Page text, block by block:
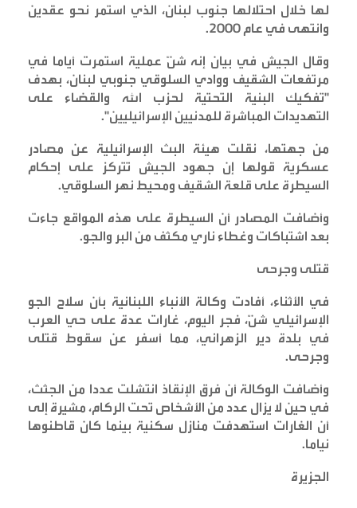
لها خلال احتلالها جنوب لبنان، الذي استمر نحو عقدين
وانتهى في عام 2000
.
وقال الجيش في بيان إنه شنّ عملية استمرت أياما في
مرتفعات الشقيف ووادي السلوقي جنوبي لبنان، بهدف
"تفكيك البنية التحتية لحزب الله والقضاء على
التهديدات المباشرة للمدنيين الإسرائيليين".
من جهتها، نقلت هيئة البث الإسرائيلية عن مصادر
عسكرية قولها إن جهود الجيش تتركز على إحكام
السيطرة على قلعة الشقيف ومحيط نهر السلوقي.
وأضافت المصادر أن السيطرة على هذه المواقع جاءت
بعد اشتباكات وغطاء ناري مكثف من البر والجو.
قتلى وجرحى
في الأثناء، أفادت وكالة الأنباء اللبنانية بأن سلاح الجو
الإسرائيلي شنّ، فجر اليوم، غارات عدة على حي العرب
في بلدة دير الزهراني، مما أسفر عن سقوط قتلى
وجرحى.
وأضافت الوكالة أن فرق الإنقاذ انتشلت عددا من الجثث،
في حين لا يزال عدد من الأشخاص تحت الركام، مشيرة إلى
أن الغارات استهدفت منازل سكنية بينما كان قاطنوها
نياما.
الجزيرة